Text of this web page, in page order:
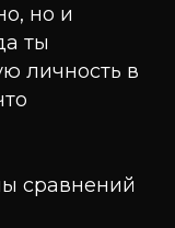
но и
ты
личность в
сравнений